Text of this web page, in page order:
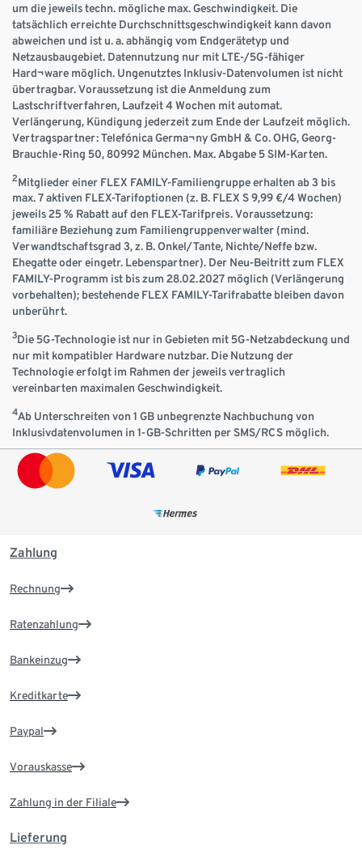
um die jeweils techn. mögliche max. Geschwindigkeit. Die
tatsächlich erreichte Durchschnittsgeschwindigkeit kann davon
abweichen und ist u. a. abhängig vom Endgerätetyp und
Netzausbaugebiet. Datennutzung nur mit LTE-/5G-fähiger
Hard¬ware möglich. Ungenutztes Inklusiv-Datenvolumen ist nicht
übertragbar. Voraussetzung ist die Anmeldung zum
Lastschriftverfahren, Laufzeit 4 Wochen mit automat.
Verlängerung, Kündigung jederzeit zum Ende der Laufzeit möglich.
Vertragspartner: Telefónica Germa¬ny GmbH & Co. OHG, Georg-
Brauchle-Ring 50, 80992 München. Max. Abgabe 5 SIM-Karten.
2Mitglieder einer FLEX FAMILY-Familiengruppe erhalten ab 3 bis
max. 7 aktiven FLEX-Tarifoptionen (z. B. FLEX S 9,99 €/4 Wochen)
jeweils 25 % Rabatt auf den FLEX-Tarifpreis. Voraussetzung:
familiäre Beziehung zum Familiengruppenverwalter (mind.
Verwandtschaftsgrad 3, z. B. Onkel/Tante, Nichte/Neffe bzw.
Ehegatte oder eingetr. Lebenspartner). Der Neu-Beitritt zum FLEX
FAMILY-Programm ist bis zum 28.02.2027 möglich (Verlängerung
vorbehalten); bestehende FLEX FAMILY-Tarifrabatte bleiben davon
unberührt.
3Die 5G-Technologie ist nur in Gebieten mit 5G-Netzabdeckung und
nur mit kompatibler Hardware nutzbar. Die Nutzung der
Technologie erfolgt im Rahmen der jeweils vertraglich
vereinbarten maximalen Geschwindigkeit.
4Ab Unterschreiten von 1 GB unbegrenzte Nachbuchung von
Inklusivdatenvolumen in 1-GB-Schritten per SMS/RCS möglich.
Zahlung
Rechnung
Ratenzahlung
Bankeinzug
Kreditkarte
Paypal
Vorauskasse
Zahlung in der Filiale
Lieferung